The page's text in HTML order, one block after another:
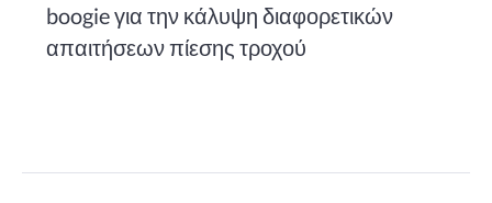
boogie για την κάλυψη διαφορετικών
απαιτήσεων πίεσης τροχού